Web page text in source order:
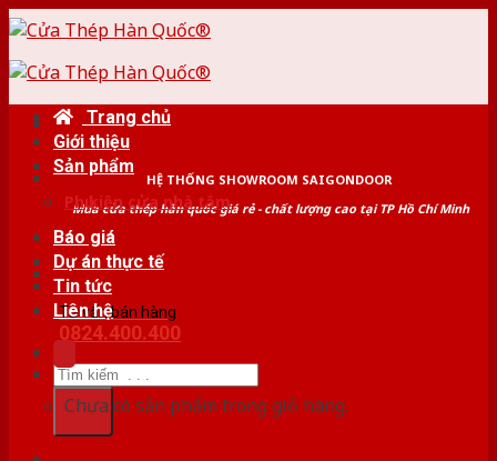
Skip
content
HỆ THỐNG SHOWROOM SAIGONDOOR
Mua cửa thép hàn quốc giá rẻ - chất lượng cao tại TP Hồ Chí Minh
Tư vấn bán hàng
0824.400.400
Tìm
kiếm:
Trang chủ
Giới thiệu
Sản phẩm
Phụ kiện cửa nhà tắm
Báo giá
Dự án thực tế
Tin tức
Liên hệ
Chưa có sản phẩm trong giỏ hàng.